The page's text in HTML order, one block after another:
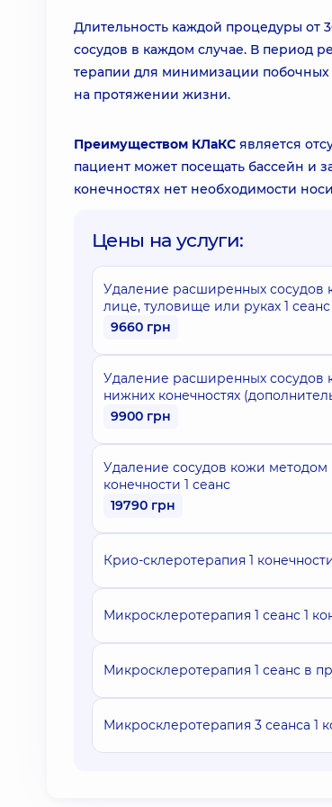
Длительность каждой процедуры от
сосудов в каждом случае. В период
терапии для минимизации
на протяжении жизни.
Преимуществом КЛаКС является
пациент может посещать бассейн и
конечностях нет необходимости
Цены на услуги:
Удаление расширенных сосудов
лице, туловище или руках 1 сеанс
9660 грн
Удаление расширенных сосудов
нижних конечностях
9900 грн
Удаление сосудов кожи методом
конечности 1 сеанс
19790 грн
Крио-склеротерапия 1
Микросклеротерапия 1 сеанс 1
Микросклеротерапия 1 сеанс в
Микросклеротерапия 3 сеанса 1